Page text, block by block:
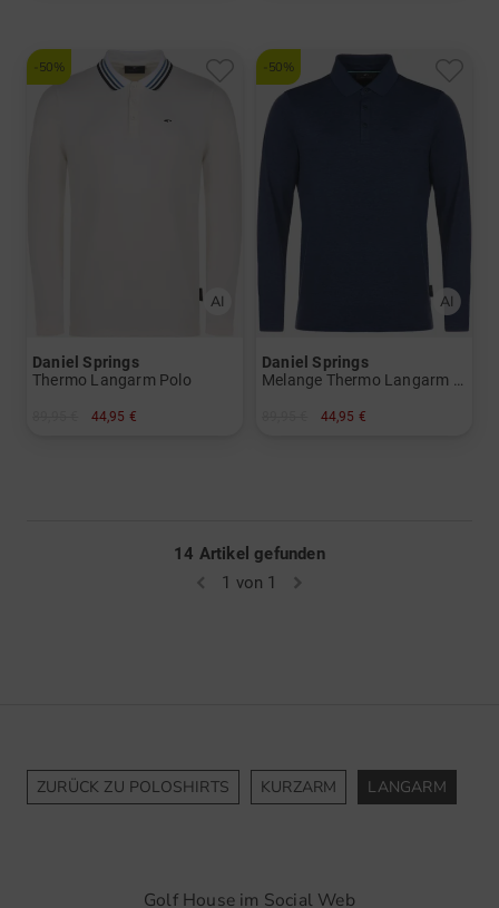
-50%
Daniel Springs
Thermo Langarm Polo
44,95 €
-50%
Daniel Springs
44,95 €
14 Artikel gefunden
1 von 1
ZURÜCK ZU POLOSHIRTS KURZARM LANGARM
Golf House im Social Web